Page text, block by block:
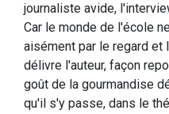
journaliste avide,
Car le monde de l'école
aisément par le regard
délivre l'auteur, façon
goût de la gourmandise
qu'il s'y passe, dans le